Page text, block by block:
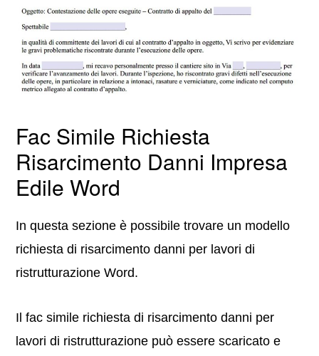
Fac Simile Richiesta
Risarcimento Danni Impresa
Edile Word
In questa sezione è possibile trovare un modello
richiesta di risarcimento danni per lavori di
ristrutturazione Word.
Il fac simile richiesta di risarcimento danni per
lavori di ristrutturazione può essere scaricato e